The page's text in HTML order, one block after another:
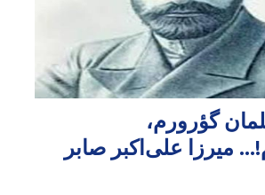
گؤرورم،
میرزا علی‌اکبر صابر